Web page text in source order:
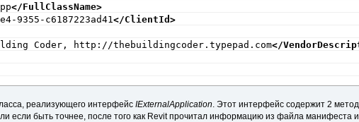
</FullClassName>
9355-c6187223ad41</ClientId>
Coder, http://thebuildingcoder.typepad.com</
реализующего интерфейсIExternalApplication. Этот интерфейс содержит 2
если быть точнее, после того как Revit прочитал информацию из файла манифеста и